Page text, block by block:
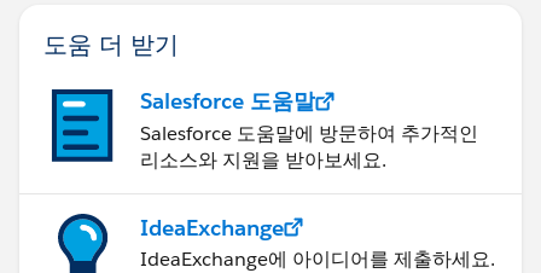
도움 더 받기
Salesforce 도움말
Salesforce 도움말에 방문하여 추가적인
리소스와 지원을 받아보세요.
IdeaExchange
IdeaExchange에 아이디어를 제출하세요.